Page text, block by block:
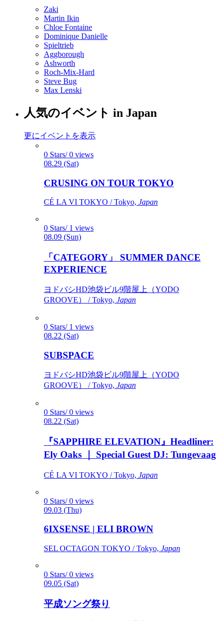
Zaki
Martin Ikin
Chloe Fontaine
Dominique Danielle
Spieltrieb
Aggborough
Ashworth
Roch-Mix-Hard
Steve Bug
Max Lenski
人気のイベント in Japan
更にイベントを表示
0 Stars/ 0 views
08.29 (Sat)
CRUSING ON TOUR TOKYO
CÉ LA VI TOKYO / Tokyo, Japan
0 Stars/ 1 views
08.09 (Sun)
「CATEGORY」 SUMMER DANCE
EXPERIENCE
ヨドバシHD池袋ビル9階屋上（YODO
GROOVE） / Tokyo, Japan
0 Stars/ 1 views
08.22 (Sat)
SUBSPACE
ヨドバシHD池袋ビル9階屋上（YODO
GROOVE） / Tokyo, Japan
0 Stars/ 0 views
08.22 (Sat)
『SAPPHIRE ELEVATION』Headliner:
Ely Oaks ｜ Special Guest DJ: Tungevaag
CÉ LA VI TOKYO / Tokyo, Japan
0 Stars/ 0 views
09.03 (Thu)
6IXSENSE | ELI BROWN
SEL OCTAGON TOKYO / Tokyo, Japan
0 Stars/ 0 views
09.05 (Sat)
平成ソング祭り